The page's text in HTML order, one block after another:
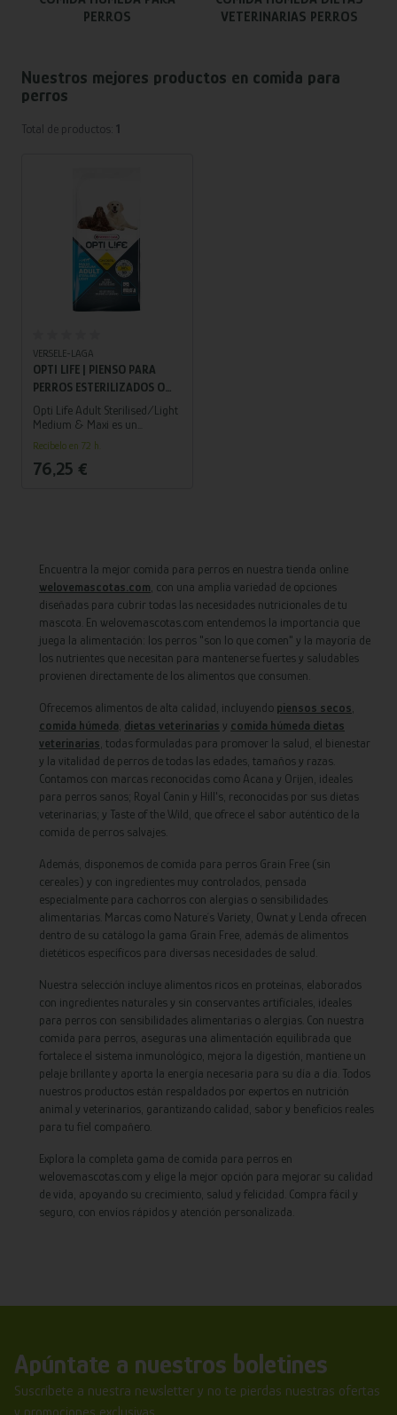
PERROS
VETERINARIAS PERROS
Nuestros mejores productos en comida para
perros
Total de productos: 1
VERSELE-LAGA
OPTI LIFE | PIENSO PARA
PERROS ESTERILIZADOS O
CON SOBREPESO DE RAZAS
MEDIANAS Y GRANDES |
POLLO Y ARROZ | 12,5 KG
Opti Life Adult Sterilised/Light
Medium & Maxi es un
alimento completo para
perros adultos esterilizados o
con tendencia al sobrepeso de
razas medianas y grandes. Su
Recíbelo en 72 h.
76,25 €
Encuentra la mejor comida para perros en nuestra tienda online
welovemascotas.com , con una amplia variedad de opciones
diseñadas para cubrir todas las necesidades nutricionales de tu
mascota. En welovemascotas.com entendemos la importancia que
juega la alimentación: los perros "son lo que comen" y la mayoría de
los nutrientes que necesitan para mantenerse fuertes y saludables
provienen directamente de los alimentos que consumen.
Ofrecemos alimentos de alta calidad, incluyendo piensos secos
comida húmeda dietas veterinarias y comida húmeda dietas
veterinarias , todas formuladas para promover la salud, el bienestar
y la vitalidad de perros de todas las edades, tamaños y razas.
Contamos con marcas reconocidas como Acana y Orijen, ideales
para perros sanos; Royal Canin y Hill's, reconocidas por sus dietas
veterinarias; y Taste of the Wild, que ofrece el sabor auténtico de la
comida de perros salvajes.
Además, disponemos de comida para perros Grain Free (sin
cereales) y con ingredientes muy controlados, pensada
especialmente para cachorros con alergias o sensibilidades
alimentarias. Marcas como Nature´s Variety, Ownat y Lenda ofrecen
dentro de su catálogo la gama Grain Free, además de alimentos
dietéticos específicos para diversas necesidades de salud.
Nuestra selección incluye alimentos ricos en proteínas, elaborados
con ingredientes naturales y sin conservantes artificiales, ideales
para perros con sensibilidades alimentarias o alergias. Con nuestra
comida para perros, aseguras una alimentación equilibrada que
fortalece el sistema inmunológico, mejora la digestión, mantiene un
pelaje brillante y aporta la energía necesaria para su día a día. Todos
nuestros productos están respaldados por expertos en nutrición
animal y veterinarios, garantizando calidad, sabor y beneficios reales
para tu fiel compañero.
Explora la completa gama de comida para perros en
welovemascotas.com y elige la mejor opción para mejorar su calidad
de vida, apoyando su crecimiento, salud y felicidad. Compra fácil y
seguro, con envíos rápidos y atención personalizada.
Apúntate a nuestros boletines
Suscríbete a nuestra newsletter y no te pierdas nuestras ofertas